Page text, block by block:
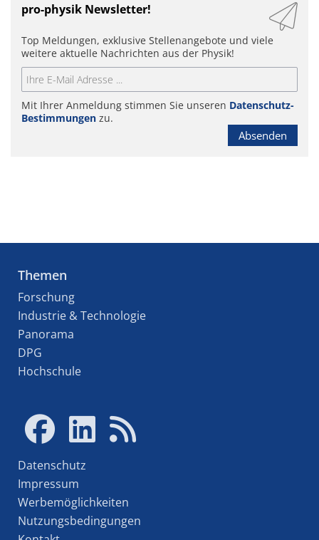
pro-physik Newsletter!
Top Meldungen, exklusive Stellenangebote und viele
weitere aktuelle Nachrichten aus der Physik!
Mit Ihrer Anmeldung stimmen Sie unseren Datenschutz-
Bestimmungen zu.
Absenden
Themen
Forschung
Industrie & Technologie
Panorama
DPG
Hochschule
Datenschutz
Impressum
Werbemöglichkeiten
Nutzungsbedingungen